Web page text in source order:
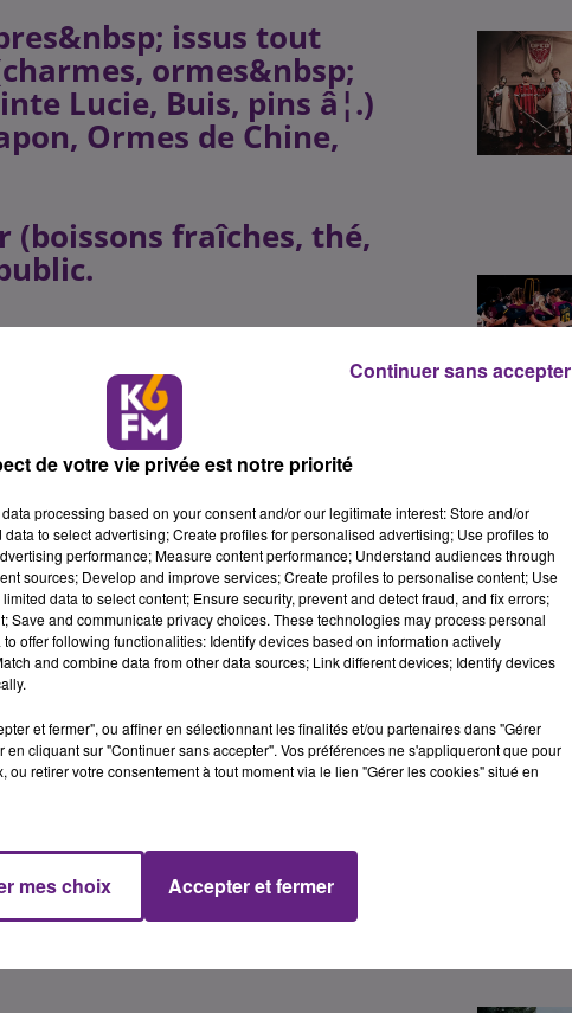
issus tout
ormes&nbsp;
Lucie, Buis, pins â¦.)
Ormes de Chine,
fraîches, thé,
de votre vie privée est notre priorité
processing based on your consent and/or our legitimate interest: Store and/or
to select advertising; Create profiles for personalised advertising; Use profiles to
performance; Measure content performance; Understand audiences through
sources; Develop and improve services; Create profiles to personalise content; Use
data to select content; Ensure security, prevent and detect fraud, and fix errors;
Save and communicate privacy choices. These technologies may process personal
offer following functionalities: Identify devices based on information actively
and combine data from other data sources; Link different devices; Identify devices
et fermer", ou affiner en sélectionnant les finalités et/ou partenaires dans "Gérer
cliquant sur "Continuer sans accepter". Vos préférences ne s'appliqueront que pour
ou retirer votre consentement à tout moment via le lien "Gérer les cookies" situé en
mes choix Accepter et fermer
Continuer sans accepter